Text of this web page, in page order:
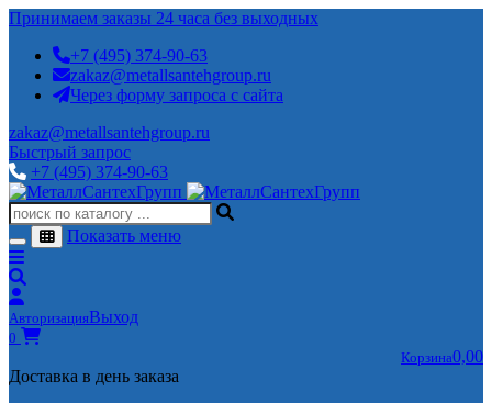
Принимаем заказы 24 часа без выходных
+7 (495) 374-90-63
zakaz@metallsantehgroup.ru
Через форму запроса с сайта
zakaz@metallsantehgroup.ru
Быстрый запрос
+7 (495) 374-90-63
Показать меню
АвторизацияВыход
0
Корзина0,00
Доставка в день заказа